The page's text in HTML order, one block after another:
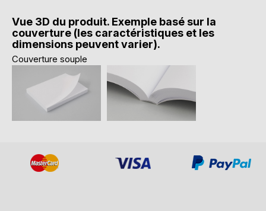
Vue 3D du produit. Exemple basé sur la
couverture (les caractéristiques et les
dimensions peuvent varier).
Couverture souple